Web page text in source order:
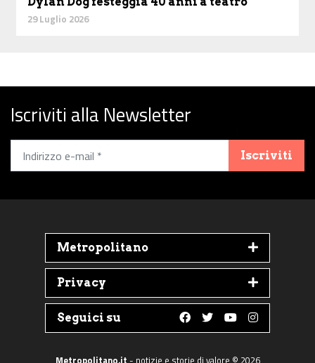
29 Luglio 2026
Iscriviti alla Newsletter
Iscriviti
Metropolitano
Privacy
Seguici su
Follow us on
Follow us on
Follow us on
Follow us